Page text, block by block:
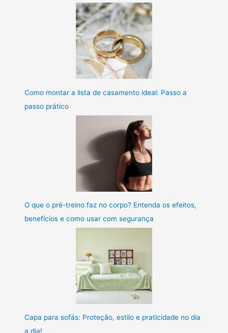
Como montar a lista de casamento ideal: Passo a
passo prático
O que o pré-treino faz no corpo? Entenda os efeitos,
benefícios e como usar com segurança
Capa para sofás: Proteção, estilo e praticidade no dia
a dia!